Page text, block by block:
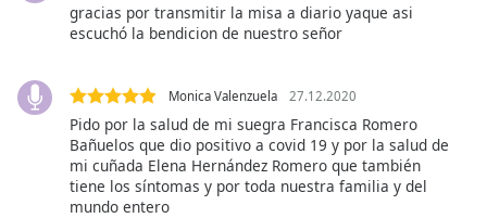
Beginning
dialog
window.
gracias por transmitir la misa a diario yaque asi
escuchó la bendicion de nuestro señor
Monica Valenzuela 27.12.2020
Pido por la salud de mi suegra Francisca Romero
Bañuelos que dio positivo a covid 19 y por la salud de
mi cuñada Elena Hernández Romero que también
tiene los síntomas y por toda nuestra familia y del
mundo entero